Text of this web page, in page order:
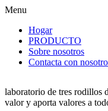
Menu
Hogar
PRODUCTO
Sobre nosotros
Contacta con
laboratorio de tres rodillos
valor y aporta valores a